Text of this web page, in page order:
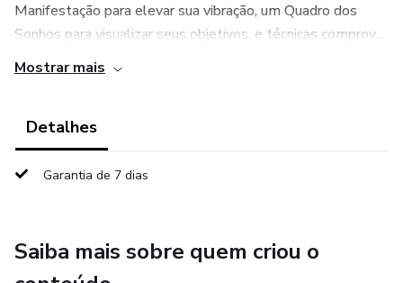
Manifestação para elevar sua vibração, um Quadro dos
Sonhos para visualizar seus objetivos, e técnicas comprov...
Mostrar mais
Detalhes
Garantia de 7 dias
Saiba mais sobre quem criou o